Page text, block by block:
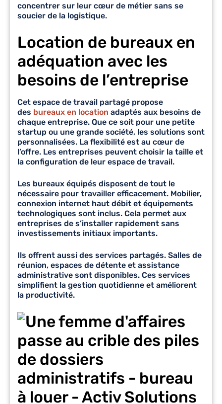
concentrer sur leur cœur de métier sans se
soucier de la logistique.
Location de bureaux en
adéquation avec les
besoins de l’entreprise
Cet espace de travail partagé propose
des bureaux en location adaptés aux besoins de
chaque entreprise. Que ce soit pour une petite
startup ou une grande société, les solutions sont
personnalisées. La flexibilité est au cœur de
l’offre. Les entreprises peuvent choisir la taille et
la configuration de leur espace de travail.
Les bureaux équipés disposent de tout le
nécessaire pour travailler efficacement. Mobilier,
connexion internet haut débit et équipements
technologiques sont inclus. Cela permet aux
entreprises de s’installer rapidement sans
investissements initiaux importants.
Ils offrent aussi des services partagés. Salles de
réunion, espaces de détente et assistance
administrative sont disponibles. Ces services
simplifient la gestion quotidienne et améliorent
la productivité.